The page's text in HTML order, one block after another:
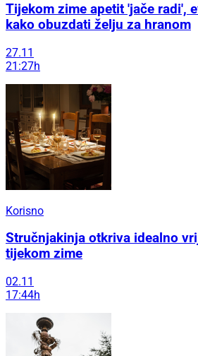
Tijekom zime apetit 'jače radi',
kako obuzdati želju za hranom
27.11
21:27h
Korisno
Stručnjakinja otkriva idealno
tijekom zime
02.11
17:44h